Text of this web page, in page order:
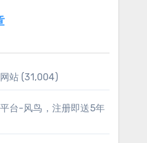
站 (31,004)
台-风鸟，注册即送5年